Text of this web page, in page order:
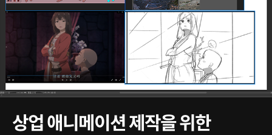
상업 애니메이션 제작을 위한